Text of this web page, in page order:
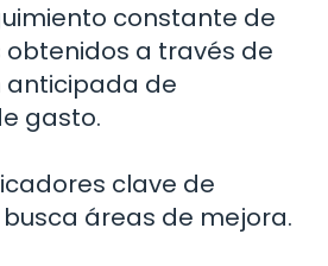
constante de
obtenidos a través de
de
gasto.
clave de
áreas de mejora.